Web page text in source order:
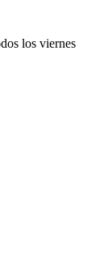
los viernes